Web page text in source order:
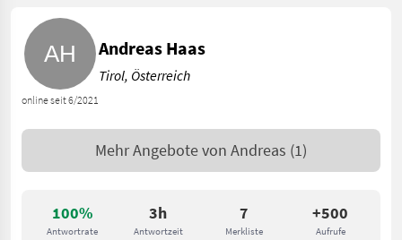
100%
Antwortrate
3h
Antwortzeit
7
Merkliste
+500
Aufrufe
online seit 6/2021
Andreas Haas
Tirol, Österreich
Mehr Angebote von Andreas (1)